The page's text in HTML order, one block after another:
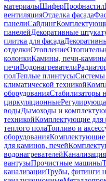
материалыШиферПрофнастил
вентиляцияОтделка фасада
панелиСайдинг
панелейДекоративные
плитка для фасада
отделкиОтопление
колонкиКамины, печи-
печиВодонагреватели
полТеплые плинтусыСистемы
климатической техникой
оборудованияСтабилизаторы
циркуляционные
водыДымоходы и
техникойКомплектующие для
теплого полаТопливо и
оборудованияКомплектующие
для каминов, печей
водонагревателейКанализация
вантузыПрочистные машины
канализацииТрубы, фитинги